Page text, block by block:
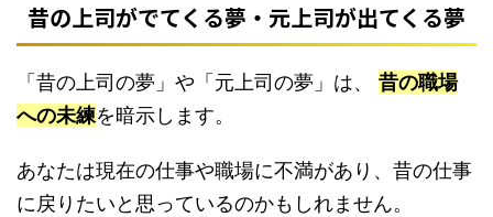
昔の上司がでてくる夢・元上司が出てくる夢
「昔の上司の夢」や「元上司の夢」は、 昔の職場
への未練を暗示します。
あなたは現在の仕事や職場に不満があり、昔の仕事
に戻りたいと思っているのかもしれません。